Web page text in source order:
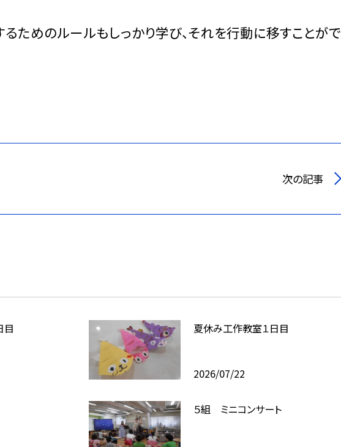
ためのルールもしっかり学び、それを行動に移すことがで
次の記事
目 夏休み工作教室１日目
2026/07/22
５組 ミニコンサート